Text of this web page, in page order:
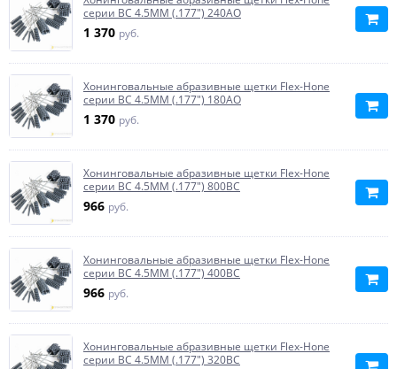
серии BC 4.5MM (.177") 240AO
1 370 руб.
Хонинговальные абразивные щетки Flex-Hone
серии BC 4.5MM (.177") 180AO
1 370 руб.
Хонинговальные абразивные щетки Flex-Hone
серии BC 4.5MM (.177") 800BC
966 руб.
Хонинговальные абразивные щетки Flex-Hone
серии BC 4.5MM (.177") 400BC
966 руб.
Хонинговальные абразивные щетки Flex-Hone
серии BC 4.5MM (.177") 320BC